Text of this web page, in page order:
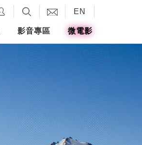
EN
影音專區 微電影